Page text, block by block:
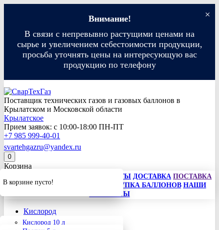
Внимание!
В связи с непревывно растущими ценами на
сырье и увеличением себестоимости продукции,
просьба уточнять цены на интересующую вас
продукцию по телефону
×
Поставщик технических газов и газовых баллонов в
Крылатском и Московской области
Крылатское
Прием заявок: с 10:00-18:00 ПН-ПТ
+7 985 999-40-01
svartehgazru@yandex.ru
0
В корзине пусто!
Корзина
СПОСОБЫ ОПЛАТЫ ДОСТАВКА ПОСТАВКА
ГАЗА АРЕНДА БАЛЛОНОВ ПОКУПКА БАЛЛОНОВ НАШИ
КОНТАКТЫ
Кислород
Кислород 10 л
Пропан